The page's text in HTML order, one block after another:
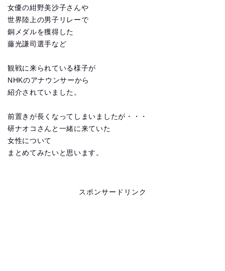
女優の紺野美沙子さんや
世界陸上の男子リレーで
銅メダルを獲得した
藤光謙司選手など
観戦に来られている様子が
NHKのアナウンサーから
紹介されていました。
前置きが長くなってしまいましたが・・・
研ナオコさんと一緒に来ていた
女性について
まとめてみたいと思います。
スポンサードリンク